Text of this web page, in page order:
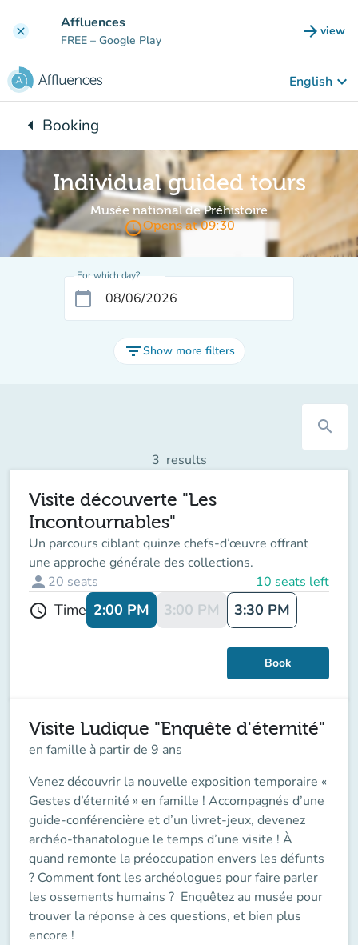
clear Affluences
FREE – Google Play arrow_forward view
(new
English keyboard_arrow_down
arrow_leftBack to:
Booking
Individual guided tours
Musée national de Préhistoire
access_timeOpens at 09:30
For which day?
calendar_today
filter_listShow more filters
search
3 results
Visite découverte "Les
Incontournables"
Un parcours ciblant quinze chefs-d’œuvre offrant
une approche générale des collections.
person 20 seats 10 seats left
schedule Time 2:00 PM 3:00 PM 3:30 PM
Book
Visite Ludique "Enquête d'éternité"
en famille à partir de 9 ans
Venez découvrir la nouvelle exposition temporaire «
Gestes d’éternité » en famille ! Accompagnés d’une
guide-conférencière et d’un livret-jeux, devenez
archéo-thanatologue le temps d’une visite ! À
quand remonte la préoccupation envers les défunts
? Comment font les archéologues pour faire parler
les ossements humains ? Enquêtez au musée pour
trouver la réponse à ces questions, et bien plus
encore !